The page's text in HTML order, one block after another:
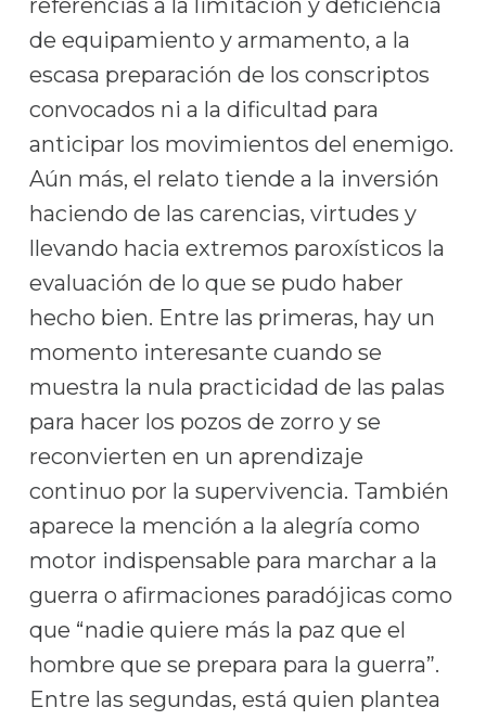
referencias a la limitación y deficiencia
de equipamiento y armamento, a la
escasa preparación de los conscriptos
convocados ni a la dificultad para
anticipar los movimientos del enemigo.
Aún más, el relato tiende a la inversión
haciendo de las carencias, virtudes y
llevando hacia extremos paroxísticos la
evaluación de lo que se pudo haber
hecho bien. Entre las primeras, hay un
momento interesante cuando se
muestra la nula practicidad de las palas
para hacer los pozos de zorro y se
reconvierten en un aprendizaje
continuo por la supervivencia. También
aparece la mención a la alegría como
motor indispensable para marchar a la
guerra o afirmaciones paradójicas como
que “nadie quiere más la paz que el
hombre que se prepara para la guerra”.
Entre las segundas, está quien plantea